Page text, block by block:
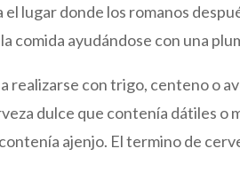
el lugar donde los romanos
comida ayudándose con una
realizarse con trigo, centeno o
dulce que contenía dátiles o
ajenjo. El termino de